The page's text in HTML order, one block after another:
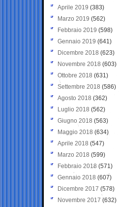
Aprile 2019 (383)
Marzo 2019 (562)
Febbraio 2019 (598)
Gennaio 2019 (641)
Dicembre 2018 (623)
Novembre 2018 (603)
Ottobre 2018 (631)
Settembre 2018 (586)
Agosto 2018 (362)
Luglio 2018 (562)
Giugno 2018 (563)
Maggio 2018 (634)
Aprile 2018 (547)
Marzo 2018 (599)
Febbraio 2018 (571)
Gennaio 2018 (607)
Dicembre 2017 (578)
Novembre 2017 (632)